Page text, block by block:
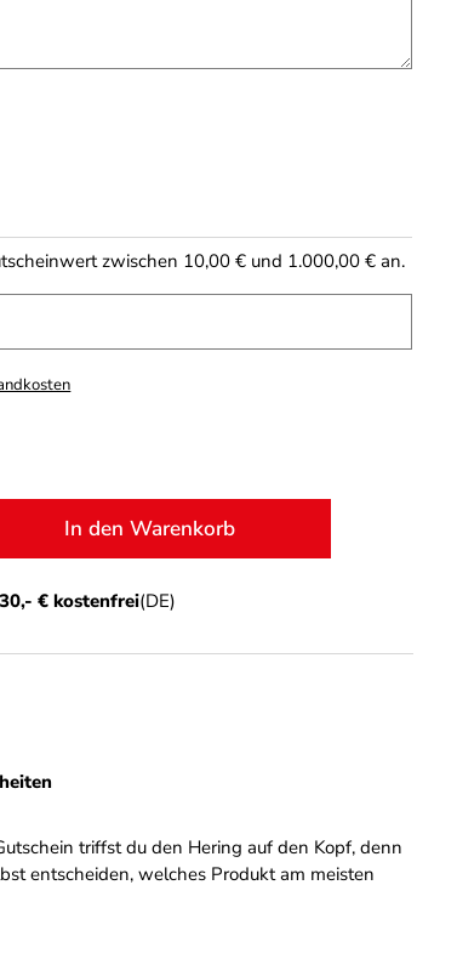
zwischen 10,00 € und 1.000,00 € an.
Gib den gewünschten Wert
In den Warenkorb
€ kostenfrei(DE)
triffst du den Hering auf den Kopf, denn
entscheiden, welches Produkt am meisten